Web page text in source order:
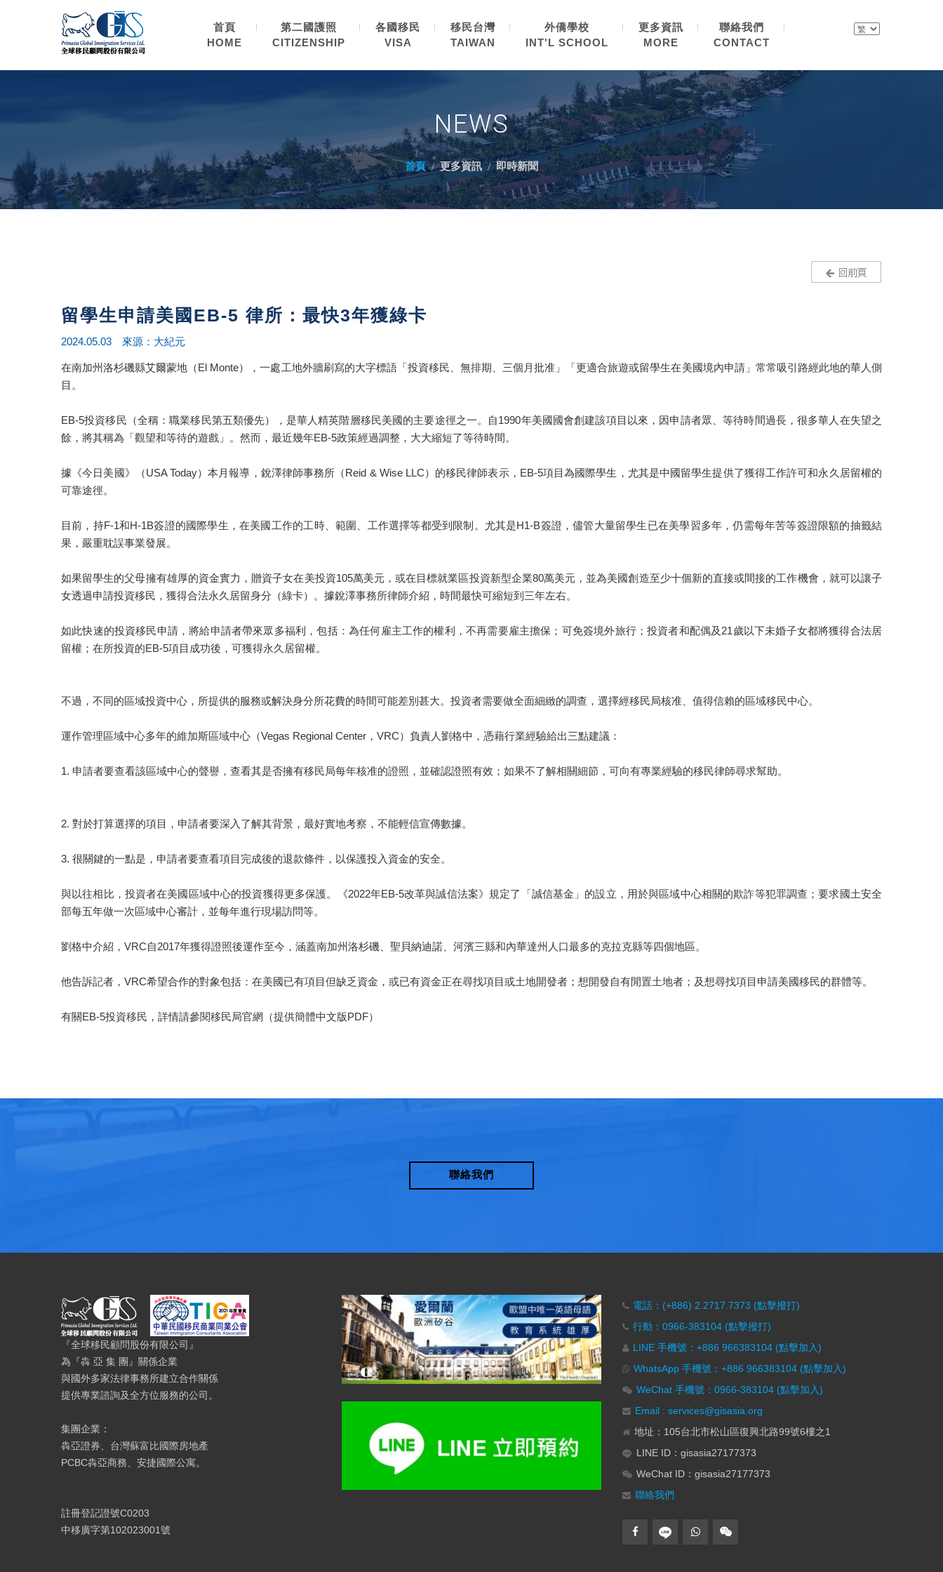
首頁
HOME
第二國護照
CITIZENSHIP
各國移民
VISA
移民台灣
TAIWAN
外僑學校
INT'L SCHOOL
更多資訊
MORE
聯絡我們
CONTACT
NEWS
首頁 更多資訊 即時新聞
留學生申請美國EB-5 律所：最快3年獲綠卡
2024.05.03 來源：大紀元
在南加州洛杉磯縣艾爾蒙地（El Monte），一處工地外牆刷寫的大字標語「投資移民、無排期、三個月批准」「更適合旅遊或留學生在美國境內申請」常常吸引路經此地的華人側
目。
EB-5投資移民（全稱：職業移民第五類優先），是華人精英階層移民美國的主要途徑之一。自1990年美國國會創建該項目以來，因申請者眾、等待時間過長，很多華人在失望之
餘，將其稱為「觀望和等待的遊戲」。然而，最近幾年EB-5政策經過調整，大大縮短了等待時間。
據《今日美國》（USA Today）本月報導，銳澤律師事務所（Reid & Wise LLC）的移民律師表示，EB-5項目為國際學生，尤其是中國留學生提供了獲得工作許可和永久居留權的
可靠途徑。
目前，持F-1和H-1B簽證的國際學生，在美國工作的工時、範圍、工作選擇等都受到限制。尤其是H1-B簽證，儘管大量留學生已在美學習多年，仍需每年苦等簽證限額的抽籤結
果，嚴重耽誤事業發展。
如果留學生的父母擁有雄厚的資金實力，贈資子女在美投資105萬美元，或在目標就業區投資新型企業80萬美元，並為美國創造至少十個新的直接或間接的工作機會，就可以讓子
女透過申請投資移民，獲得合法永久居留身分（綠卡）。據銳澤事務所律師介紹，時間最快可縮短到三年左右。
如此快速的投資移民申請，將給申請者帶來眾多福利，包括：為任何雇主工作的權利，不再需要雇主擔保；可免簽境外旅行；投資者和配偶及21歲以下未婚子女都將獲得合法居
留權；在所投資的EB-5項目成功後，可獲得永久居留權。
不過，不同的區域投資中心，所提供的服務或解決身分所花費的時間可能差別甚大。投資者需要做全面細緻的調查，選擇經移民局核准、值得信賴的區域移民中心。
運作管理區域中心多年的維加斯區域中心（Vegas Regional Center，VRC）負責人劉格中，憑藉行業經驗給出三點建議：
1. 申請者要查看該區域中心的聲譽，查看其是否擁有移民局每年核准的證照，並確認證照有效；如果不了解相關細節，可向有專業經驗的移民律師尋求幫助。
2. 對於打算選擇的項目，申請者要深入了解其背景，最好實地考察，不能輕信宣傳數據。
3. 很關鍵的一點是，申請者要查看項目完成後的退款條件，以保護投入資金的安全。
與以往相比，投資者在美國區域中心的投資獲得更多保護。《2022年EB-5改革與誠信法案》規定了「誠信基金」的設立，用於與區域中心相關的欺詐等犯罪調查；要求國土安全
部每五年做一次區域中心審計，並每年進行現場訪問等。
劉格中介紹，VRC自2017年獲得證照後運作至今，涵蓋南加州洛杉磯、聖貝納迪諾、河濱三縣和內華達州人口最多的克拉克縣等四個地區。
他告訴記者，VRC希望合作的對象包括：在美國已有項目但缺乏資金，或已有資金正在尋找項目或土地開發者；想開發自有閒置土地者；及想尋找項目申請美國移民的群體等。
有關EB-5投資移民，詳情請參閱移民局官網（提供簡體中文版PDF）
聯絡我們
『全球移民顧問股份有限公司』
為『犇 亞 集 團』關係企業
與國外多家法律事務所建立合作關係
提供專業諮詢及全方位服務的公司。
集團企業：
犇亞證券、台灣蘇富比國際房地產
PCBC犇亞商務、安捷國際公寓。
註冊登記證號C0203
中移廣字第102023001號
電話：(+886) 2.2717.7373 (點擊撥打)
行動：0966-383104 (點擊撥打)
LINE 手機號：+886 966383104 (點擊加入)
WhatsApp 手機號：+886 966383104 (點擊加入)
WeChat 手機號：0966-383104 (點擊加入)
Email : services@gisasia.org
地址：105台北市松山區復興北路99號6樓之1
LINE ID：gisasia27177373
WeChat ID：gisasia27177373
聯絡我們